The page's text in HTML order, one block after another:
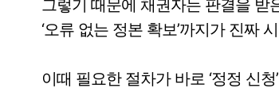
그렇기 때문에 채권자는 판결을 받
‘오류 없는 정본 확보’까지가 진짜
이때 필요한 절차가 바로 ‘정정 신청